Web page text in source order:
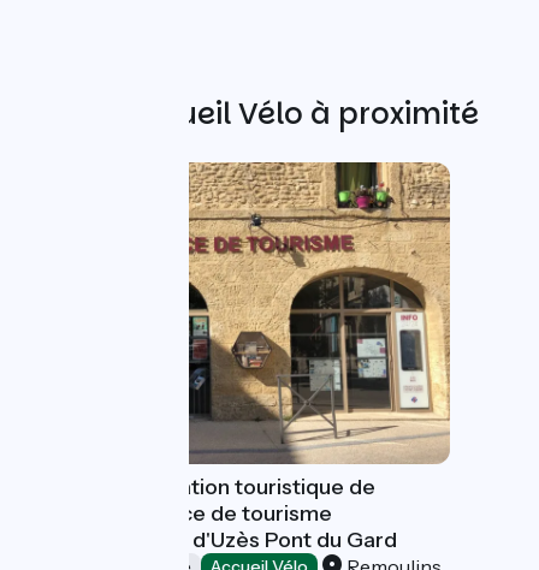
Autres Accueil Vélo à proximité
Bureau d'information touristique de
Remoulins - Office de tourisme
Destination Pays d'Uzès Pont du Gard